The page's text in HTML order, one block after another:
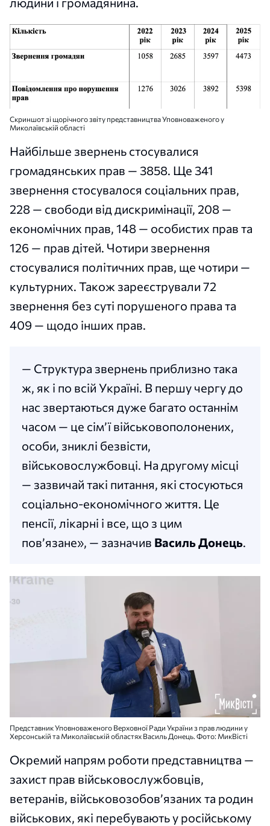
Скриншот зі щорічного звіту представництва Уповноваженого у
Миколаївській області
Найбільше звернень стосувалися
громадянських прав — 3858. Ще 341
звернення стосувалося соціальних прав,
228 — свободи від дискримінації, 208 —
економічних прав, 148 — особистих прав та
126 — прав дітей. Чотири звернення
стосувалися політичних прав, ще чотири —
культурних. Також зареєстрували 72
звернення без суті порушеного права та
409 — щодо інших прав.
— Структура звернень приблизно така
ж, як і по всій Україні. В першу чергу до
нас звертаються дуже багато останнім
часом — це сім’ї військовополонених,
особи, зниклі безвісти,
військовослужбовці. На другому місці
— зазвичай такі питання, які стосуються
соціально-економічного життя. Це
пенсії, лікарні і все, що з цим
пов’язане», — зазначив Василь Донець.
Представник Уповноваженого Верховної Ради України з прав людини у
Херсонській та Миколаївській областях Василь Донець. Фото: МикВісті
Окремий напрям роботи представництва —
захист прав військовослужбовців,
ветеранів, військовозобов’язаних та родин
військових, які перебувають у російському